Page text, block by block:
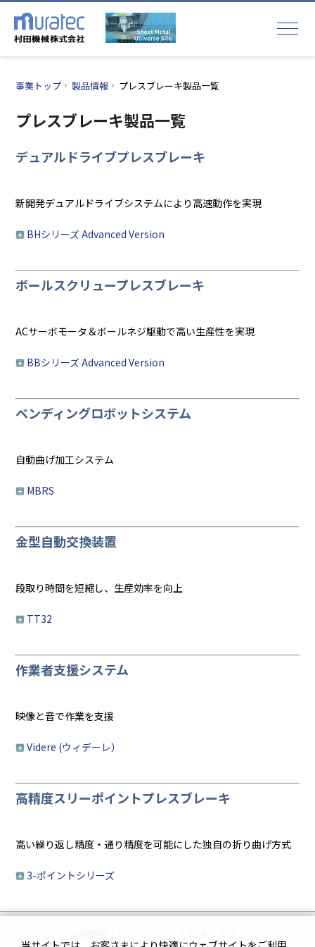
事業トップ 製品情報 プレスブレーキ製品一覧
プレスブレーキ製品一覧
デュアルドライブプレスブレーキ
新開発デュアルドライブシステムにより高速動作を実現
BHシリーズ Advanced Version
ボールスクリュープレスブレーキ
ACサーボモータ＆ボールネジ駆動で高い生産性を実現
BBシリーズ Advanced Version
ベンディングロボットシステム
自動曲げ加工システム
MBRS
金型自動交換装置
段取り時間を短縮し、生産効率を向上
TT32
作業者支援システム
映像と音で作業を支援
Videre (ウィデーレ）
高精度スリーポイントプレスブレーキ
高い繰り返し精度・通り精度を可能にした独自の折り曲げ方式
3-ポイントシリーズ